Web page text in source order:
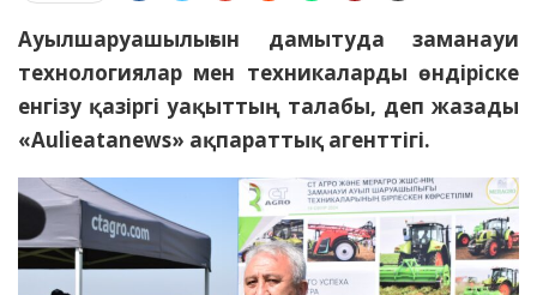
Ауылшаруашылығын дамытуда заманауи
технологиялар мен техникаларды өндіріске
енгізу қазіргі уақыттың талабы, деп жазады
«Aulieatanews» ақпараттық агенттігі.